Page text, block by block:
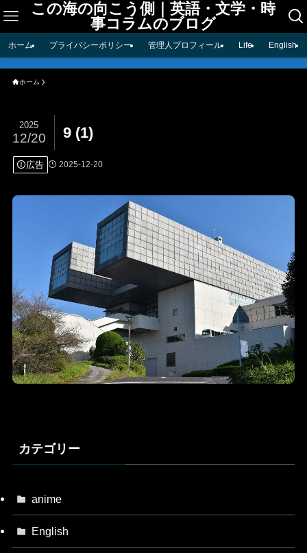
この海の向こう側｜英語・文学・時
事コラムのブログ
ホーム プライバシーポリシー 管理人プロフィール Life English
ホーム
9 (1)
2025
12/20
広告 2025-12-20
カテゴリー
anime
English